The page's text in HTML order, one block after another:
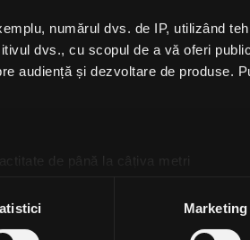
numărul dvs. de IP, utilizând
dvs., cu scopul de a vă oferi
audiență și dezvoltare de produse.
de până la câțiva metri
vă preferințele la
secțiunea cu
cookie.
Marketing
să poată auzi pentru
Valuri”, lansată în
și vindecare prin